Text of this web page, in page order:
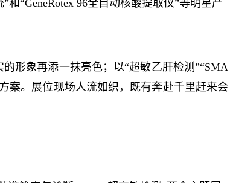
“GeneRotex 96全自动核酸提取仪”等明星产
形象再添一抹亮色；以“超敏乙肝检测”“SMA
案。展位现场人流如织，既有奔赴千里赶来会